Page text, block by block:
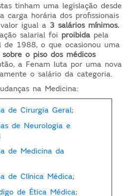
tinham uma legislação desde
carga horária dos profissionais
igual a 3 salários mínimos.
salarial foi proibida pela
de 1988, o que ocasionou uma
o piso dos médicos
a Fenam luta por uma nova
o salário da categoria.
na Medicina:
de Cirurgia Geral;
de Neurologia e
;
de Medicina da
de Clínica Médica;
de Ética Médica;